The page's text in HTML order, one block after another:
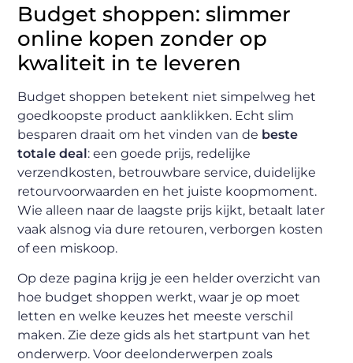
Budget shoppen: slimmer
online kopen zonder op
kwaliteit in te leveren
Budget shoppen betekent niet simpelweg het
goedkoopste product aanklikken. Echt slim
besparen draait om het vinden van de beste
totale deal: een goede prijs, redelijke
verzendkosten, betrouwbare service, duidelijke
retourvoorwaarden en het juiste koopmoment.
Wie alleen naar de laagste prijs kijkt, betaalt later
vaak alsnog via dure retouren, verborgen kosten
of een miskoop.
Op deze pagina krijg je een helder overzicht van
hoe budget shoppen werkt, waar je op moet
letten en welke keuzes het meeste verschil
maken. Zie deze gids als het startpunt van het
onderwerp. Voor deelonderwerpen zoals